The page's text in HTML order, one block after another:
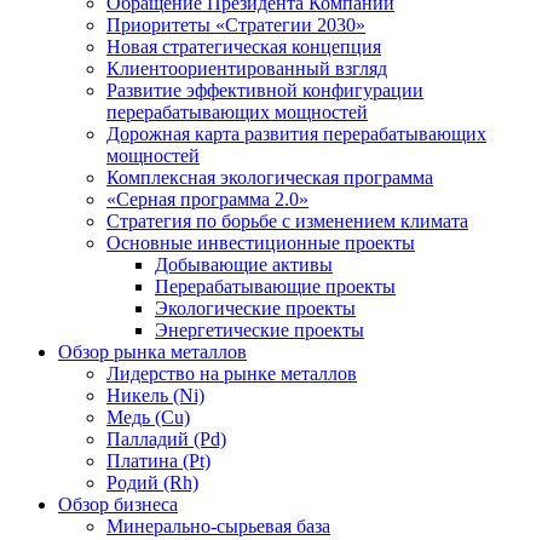
Приоритеты «Стратегии 2030»
Новая стратегическая концепция
Клиентоориентированный взгляд
Развитие эффективной конфигурации
перерабатывающих мощностей
Дорожная карта развития перерабатывающих
мощностей
Комплексная экологическая программа
«Серная программа 2.0»
Стратегия по борьбе с изменением климата
Основные инвестиционные проекты
Добывающие активы
Перерабатывающие проекты
Экологические проекты
Энергетические проекты
Обзор рынка металлов
Лидерство на рынке металлов
Никель (Ni)
Медь (Cu)
Палладий (Pd)
Платина (Pt)
Родий (Rh)
Обзор бизнеса
Минерально-сырьевая база